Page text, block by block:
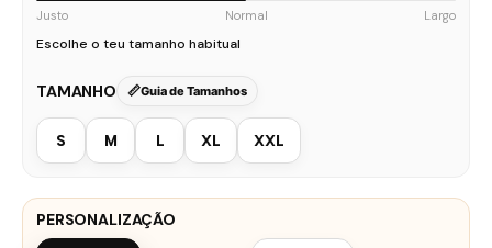
Justo Normal Largo
Escolhe o teu tamanho habitual
TAMANHO Guia de Tamanhos
S M L XL XXL
PERSONALIZAÇÃO